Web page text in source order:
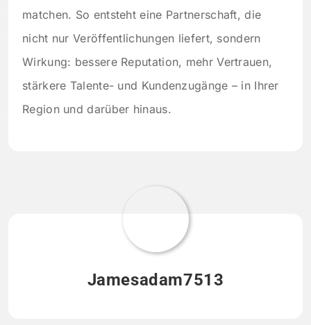
matchen. So entsteht eine Partnerschaft, die
nicht nur Veröffentlichungen liefert, sondern
Wirkung: bessere Reputation, mehr Vertrauen,
stärkere Talente- und Kundenzugänge – in Ihrer
Region und darüber hinaus.
Jamesadam7513